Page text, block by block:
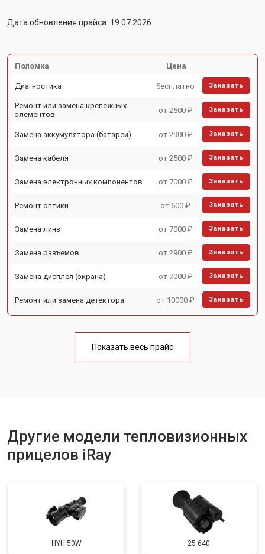
Дата обновления прайса: 19.07.2026
Поломка Цена
Диагностика бесплатно Заказать
Ремонт или замена крепежных
элементов
от 2500 ₽ Заказать
Замена аккумулятора (батареи) от 2900 ₽ Заказать
Замена кабеля от 2500 ₽ Заказать
Замена электронных компонентов от 7000 ₽ Заказать
Ремонт оптики от 600 ₽ Заказать
Замена линз от 7000 ₽ Заказать
Замена разъемов от 2900 ₽ Заказать
Замена дисплея (экрана) от 7000 ₽ Заказать
Ремонт или замена детектора от 10000 ₽ Заказать
Показать весь прайс
Другие модели тепловизионных
прицелов iRay
HYH 50W 25 640